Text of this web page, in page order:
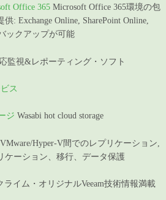
Office 365 Microsoft Office 365環境の包
: Exchange Online, SharePoint Online,
ックアップが可能
監視&レポーティング・ソフト
ス
ジ Wasabi hot cloud storage
VMware/Hyper-V間でのレプリケーション,
ケーション、移行、データ保護
ライム・オリジナルVeeam技術情報満載